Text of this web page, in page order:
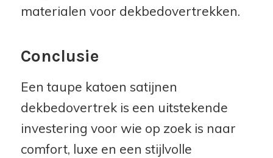
materialen voor dekbedovertrekken.
Conclusie
Een taupe katoen satijnen
dekbedovertrek is een uitstekende
investering voor wie op zoek is naar
comfort, luxe en een stijlvolle